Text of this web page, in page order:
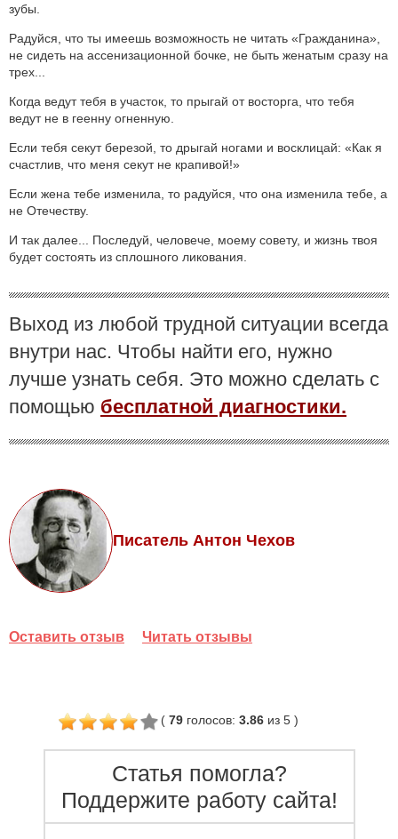
зубы.
Радуйся, что ты имеешь возможность не читать «Гражданина»,
не сидеть на ассенизационной бочке, не быть женатым сразу на
трех...
Когда ведут тебя в участок, то прыгай от восторга, что тебя
ведут не в геенну огненную.
Если тебя секут березой, то дрыгай ногами и восклицай: «Как я
счастлив, что меня секут не крапивой!»
Если жена тебе изменила, то радуйся, что она изменила тебе, а
не Отечеству.
И так далее... Последуй, человече, моему совету, и жизнь твоя
будет состоять из сплошного ликования.
Выход из любой трудной ситуации всегда
внутри нас. Чтобы найти его, нужно
лучше узнать себя. Это можно сделать с
помощью бесплатной диагностики.
Писатель Антон Чехов
Оставить отзыв Читать отзывы
( 79 голосов: 3.86из 5)
Статья помогла?
Поддержите работу сайта!